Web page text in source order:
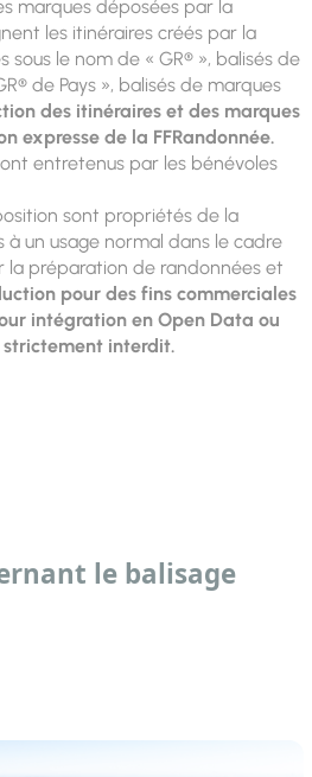
marques déposées par la
les itinéraires créés par la
sous le nom de « GR® », balisés de
de Pays », balisés de marques
des itinéraires et des marques
expresse de la FFRandonnée.
entretenus par les bénévoles
sont propriétés de la
à un usage normal dans le cadre
préparation de randonnées et
pour des fins commerciales
intégration en Open Data ou
interdit.
le balisage